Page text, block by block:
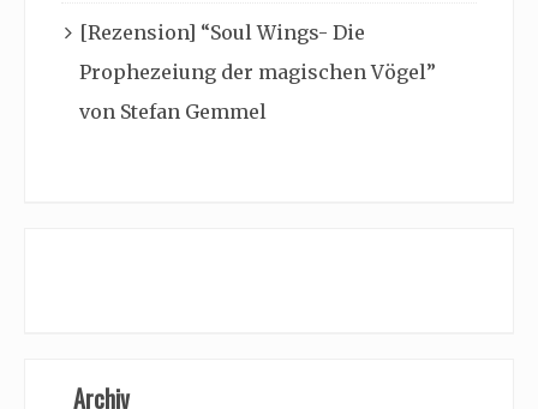
[Rezension] “Soul Wings- Die
Prophezeiung der magischen Vögel”
von Stefan Gemmel
Archiv